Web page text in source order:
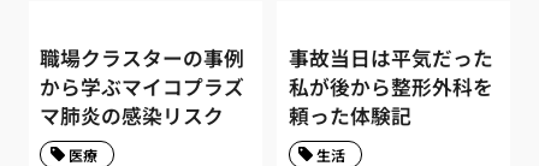
職場クラスターの事例
から学ぶマイコプラズ
マ肺炎の感染リスク
医療
事故当日は平気だった
私が後から整形外科を
頼った体験記
生活